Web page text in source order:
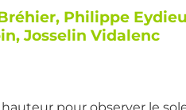
Philippe
Josselin Vidalenc